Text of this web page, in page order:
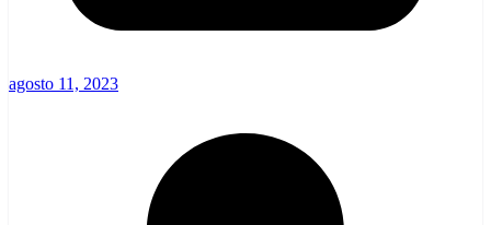
agosto 11, 2023